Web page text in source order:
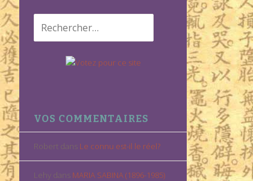
Rechercher :
VOS COMMENTAIRES
Robert dans Le connu est-il le réel?
Lehy dans MARIA SABINA (1896-1985)